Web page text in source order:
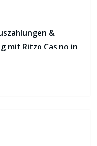
&
mit Ritzo Casino in